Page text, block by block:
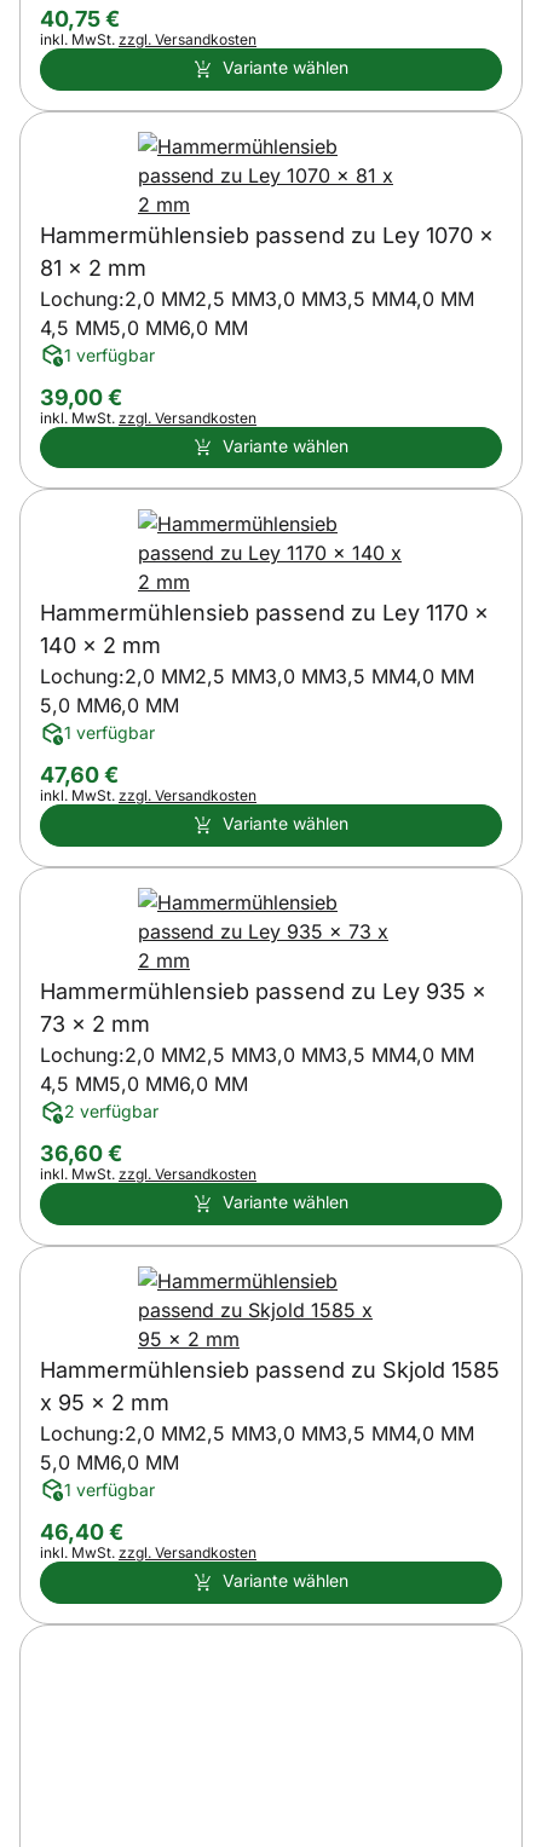
40,75€
Steuerhinweis:
inkl. MwSt. zzgl. Versandkosten
Variante wählen
Hammermühlensieb passend zu Ley 1070 x
81 x 2 mm
Lochung:2,0 MM2,5 MM3,0 MM3,5 MM4,0 MM
4,5 MM5,0 MM6,0 MM
1 verfügbar
39,00€
Steuerhinweis:
inkl. MwSt. zzgl. Versandkosten
Variante wählen
Hammermühlensieb passend zu Ley 1170 x
140 x 2 mm
Lochung:2,0 MM2,5 MM3,0 MM3,5 MM4,0 MM
5,0 MM6,0 MM
1 verfügbar
47,60€
Steuerhinweis:
inkl. MwSt. zzgl. Versandkosten
Variante wählen
Hammermühlensieb passend zu Ley 935 x
73 x 2 mm
Lochung:2,0 MM2,5 MM3,0 MM3,5 MM4,0 MM
4,5 MM5,0 MM6,0 MM
2 verfügbar
36,60€
Steuerhinweis:
inkl. MwSt. zzgl. Versandkosten
Variante wählen
Hammermühlensieb passend zu Skjold 1585
x 95 x 2 mm
Lochung:2,0 MM2,5 MM3,0 MM3,5 MM4,0 MM
5,0 MM6,0 MM
1 verfügbar
46,40€
Steuerhinweis:
inkl. MwSt. zzgl. Versandkosten
Variante wählen